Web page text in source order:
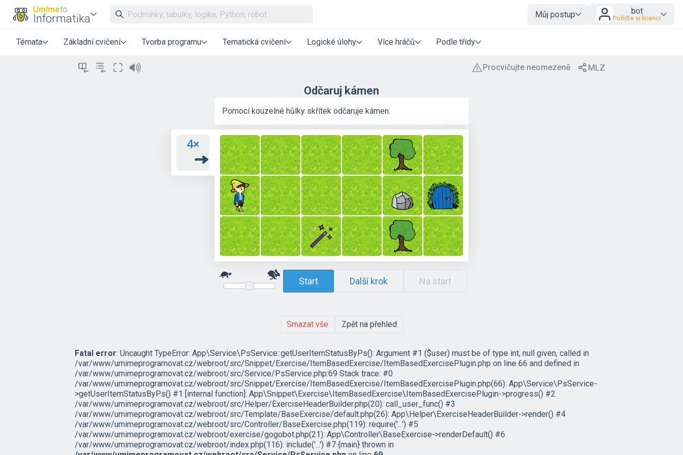
Umímeto
Informatika Můj postup bot
Pořiďte si licenci
Témata Základní cvičení Tvorba programu Tematická cvičení Logické úlohy Více hráčů Podle třídy
Odčaruj kámen
Pomocí kouzelné hůlky skřítek odčaruje kámen.
4×
Start Další krok Na start
Smazat vše Zpět na přehled
Fatal error: Uncaught TypeError: App\Service\PsService::getUserItemStatusByPs(): Argument #1 ($user) must be of type int, null given, called in
/var/www/umimeprogramovat.cz/webroot/src/Snippet/Exercise/ItemBasedExercise/ItemBasedExercisePlugin.php on line 66 and defined in
/var/www/umimeprogramovat.cz/webroot/src/Service/PsService.php:69 Stack trace: #0
/var/www/umimeprogramovat.cz/webroot/src/Snippet/Exercise/ItemBasedExercise/ItemBasedExercisePlugin.php(66): App\Service\PsService-
>getUserItemStatusByPs() #1 [internal function]: App\Snippet\Exercise\ItemBasedExercise\ItemBasedExercisePlugin->progress() #2
/var/www/umimeprogramovat.cz/webroot/src/Helper/ExerciseHeaderBuilder.php(20): call_user_func() #3
/var/www/umimeprogramovat.cz/webroot/src/Template/BaseExercise/default.php(26): App\Helper\ExerciseHeaderBuilder->render() #4
/var/www/umimeprogramovat.cz/webroot/src/Controller/BaseExercise.php(119): require('...') #5
/var/www/umimeprogramovat.cz/webroot/exercise/gogobot.php(21): App\Controller\BaseExercise->renderDefault() #6
/var/www/umimeprogramovat.cz/webroot/index.php(116): include('...') #7 {main} thrown in